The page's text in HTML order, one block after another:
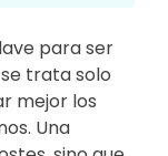
para ser
trata solo
mejor los
Una